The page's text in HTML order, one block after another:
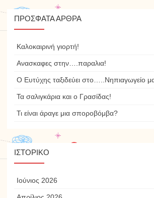
ΠΡΌΣΦΑΤΑ ΆΡΘΡΑ
Καλοκαιρινή γιορτή!
Ανασκαφες στην….παραλια!
Ο Ευτύχης ταξιδεύει στο…..Νηπιαγωγείο
Τα σαλιγκάρια και ο Γρασίδας!
Τι είναι άραγε μια σποροβόμβα?
ΙΣΤΟΡΙΚΌ
Ιούνιος 2026